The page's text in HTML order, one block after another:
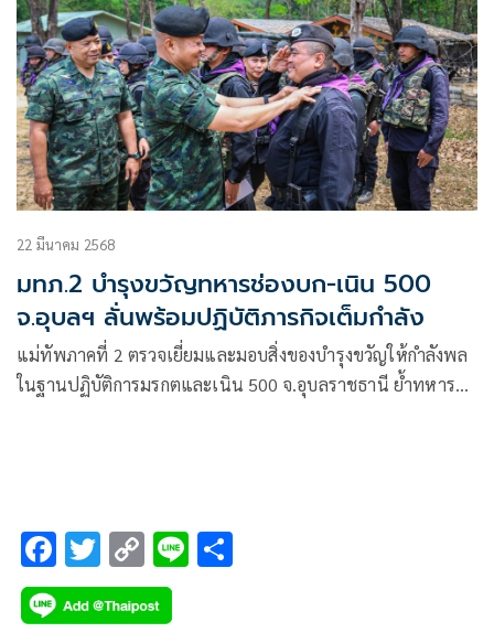
22 มีนาคม 2568
มทภ.2 บำรุงขวัญทหารช่องบก-เนิน 500
จ.อุบลฯ ลั่นพร้อมปฏิบัติภารกิจเต็มกำลัง
แม่ทัพภาคที่ 2 ตรวจเยี่ยมและมอบสิ่งของบำรุงขวัญให้กำลังพล
ในฐานปฏิบัติการมรกตและเนิน 500 จ.อุบลราชธานี ย้ำทหาร
F
ac
e
T
wi
tt
C
o
p
Li